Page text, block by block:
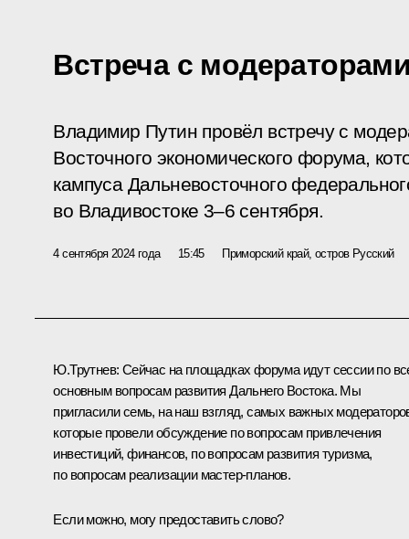
Встреча с
Владимир Путин провёл встречу с
Восточного экономического форума,
кампуса Дальневосточного
во Владивостоке 3–6 сентября.
4 сентября 2024 года 15:45 Приморский край, остров Русский
Ю.Трутнев: Сейчас на площадках форума идут сессии по
основным вопросам развития Дальнего Востока. Мы
пригласили семь, на наш взгляд, самых важных
которые провели обсуждение по вопросам привлечения
инвестиций, финансов, по вопросам развития туризма,
по вопросам реализации мастер-планов.
Если можно, могу предоставить слово?